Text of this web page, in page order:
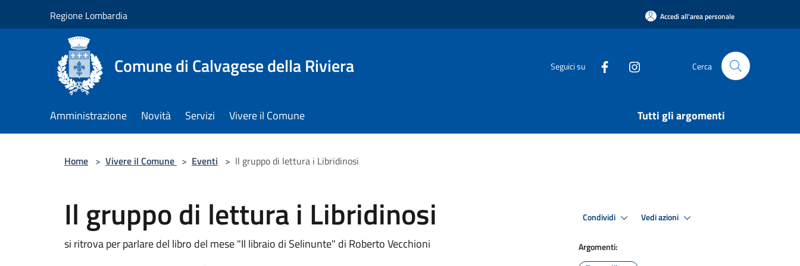
Regione Lombardia Accedi all'area personale
Comune di Calvagese della Riviera Seguici su Cerca
Amministrazione Novità Servizi Vivere il Comune Tutti gli argomenti
Home > Vivere il Comune > Eventi > Il gruppo di lettura i Libridinosi
Il gruppo di lettura i Libridinosi
si ritrova per parlare del libro del mese "Il libraio di Selinunte" di Roberto Vecchioni
Condividi Vedi azioni
Argomenti: